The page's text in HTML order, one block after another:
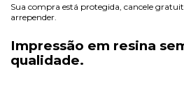
Sua compra está protegida, cancele
arrepender.
Impressão em resina
qualidade.